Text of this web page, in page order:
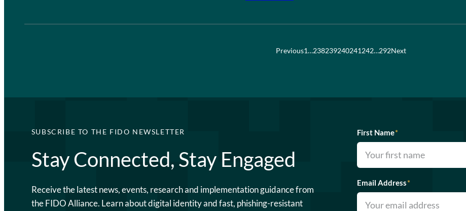
Previous1…238239240241242…292Next
SUBSCRIBE TO THE FIDO NEWSLETTER
Stay Connected, Stay Engaged
Receive the latest news, events, research and implementation guidance from
the FIDO Alliance. Learn about digital identity and fast, phishing-resistant
First Name*
Email Address*